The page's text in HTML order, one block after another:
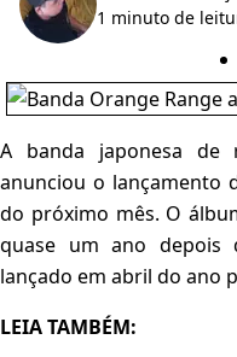
1 minuto de
A banda japonesa de
anunciou o lançamento
do próximo mês. O
quase um ano
lançado em abril do ano
LEIA TAMBÉM: